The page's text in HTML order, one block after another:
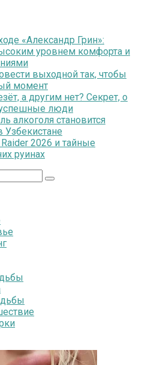
«Александр Грин»:
уровнем комфорта и
выходной так, чтобы
момент
а другим нет? Секрет, о
люди
алкоголя становится
2026 и тайные
руинах